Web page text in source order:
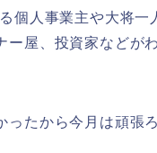
個人事業主や大将
ー屋、投資家などが
ったから今月は頑張